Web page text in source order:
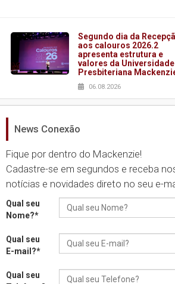
Segundo dia da
aos calouros 2026.2
apresenta estrutura e
valores da Universidade
Presbiteriana
06.08.2026
Nova apresentação do
brasileira
05.08.2026
Universidade Mackenzie
realizará nova edição
05.08.2026
News Conexão
Fique por dentro do Mackenzie!
Cadastre-se em segundos e receba
notícias e novidades direto no seu e-
Qual seu
Nome?*
Qual seu
E-mail?*
Qual seu